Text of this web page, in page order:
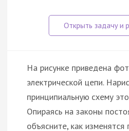
На рисунке приведена
электрической цепи.
принципиальную схему
Опираясь на законы
объясните, как изменятся